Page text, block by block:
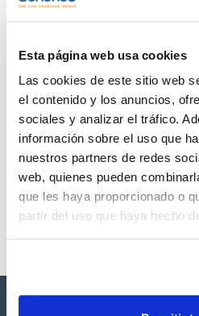
Esta página web usa cookies
Las cookies de este sitio web
el contenido y los anuncios,
sociales y analizar el tráfico.
información sobre el uso que
nuestros partners de redes
web, quienes pueden
que les haya proporcionado o
partir del uso que haya hecho
Regístrate para
descargas
productos marca Scharlau
listos para una entrega